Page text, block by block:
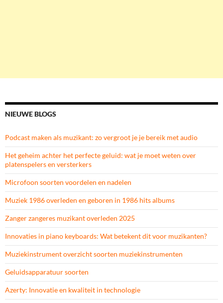
NIEUWE BLOGS
Podcast maken als muzikant: zo vergroot je je bereik met audio
Het geheim achter het perfecte geluid: wat je moet weten over
platenspelers en versterkers
Microfoon soorten voordelen en nadelen
Muziek 1986 overleden en geboren in 1986 hits albums
Zanger zangeres muzikant overleden 2025
Innovaties in piano keyboards: Wat betekent dit voor muzikanten?
Muziekinstrument overzicht soorten muziekinstrumenten
Geluidsapparatuur soorten
Azerty: Innovatie en kwaliteit in technologie